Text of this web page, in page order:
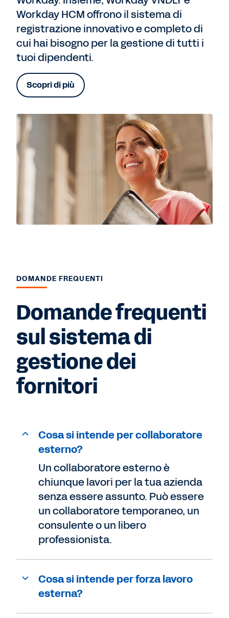
Workday HCM offrono il sistema di
registrazione innovativo e completo di
cui hai bisogno per la gestione di tutti i
tuoi dipendenti.
Scopri di più
DOMANDE FREQUENTI
Domande frequenti
sul sistema di
gestione dei
fornitori
Cosa si intende per collaboratore
esterno?
Un collaboratore esterno è
chiunque lavori per la tua azienda
senza essere assunto. Può essere
un collaboratore temporaneo, un
consulente o un libero
professionista.
Cosa si intende per forza lavoro
esterna?